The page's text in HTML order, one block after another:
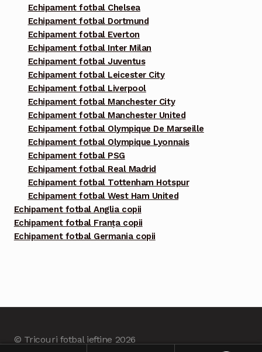
Echipament fotbal Chelsea
Echipament fotbal Dortmund
Echipament fotbal Everton
Echipament fotbal Inter Milan
Echipament fotbal Juventus
Echipament fotbal Leicester City
Echipament fotbal Liverpool
Echipament fotbal Manchester City
Echipament fotbal Manchester United
Echipament fotbal Olympique De Marseille
Echipament fotbal Olympique Lyonnais
Echipament fotbal PSG
Echipament fotbal Real Madrid
Echipament fotbal Tottenham Hotspur
Echipament fotbal West Ham United
Echipament fotbal Anglia copii
Echipament fotbal Franța copii
Echipament fotbal Germania copii
© Tricouri fotbal ieftine 2026